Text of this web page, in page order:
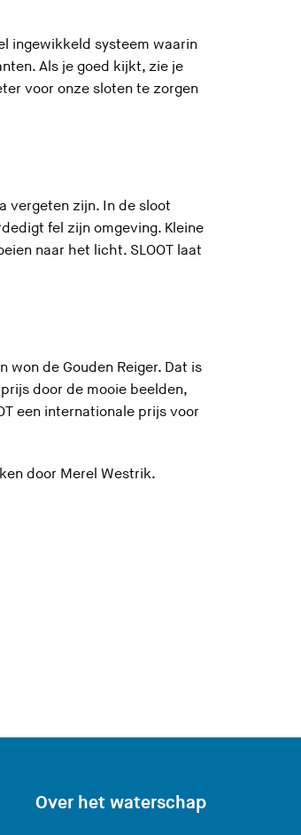
ingewikkeld systeem waarin
Als je goed kijkt, zie je
voor onze sloten te zorgen
vergeten zijn. In de sloot
fel zijn omgeving. Kleine
naar het licht. SLOOT laat
won de Gouden Reiger. Dat is
door de mooie beelden,
een internationale prijs voor
door Merel Westrik.
Over het waterschap